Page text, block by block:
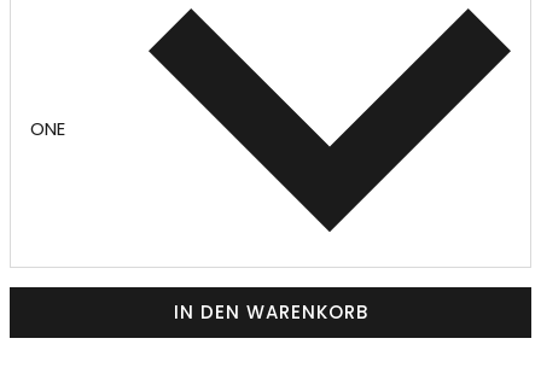
ONE
IN DEN WARENKORB